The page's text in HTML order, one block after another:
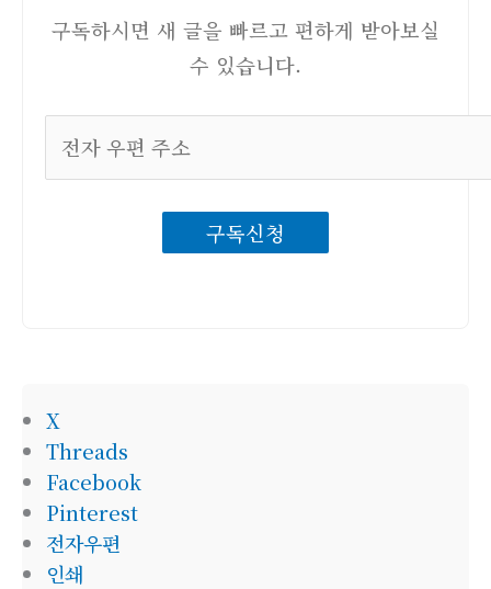
구독하시면 새 글을 빠르고 편하게 받아보실
수 있습니다.
구독신청
X
Threads
Facebook
Pinterest
전자우편
인쇄